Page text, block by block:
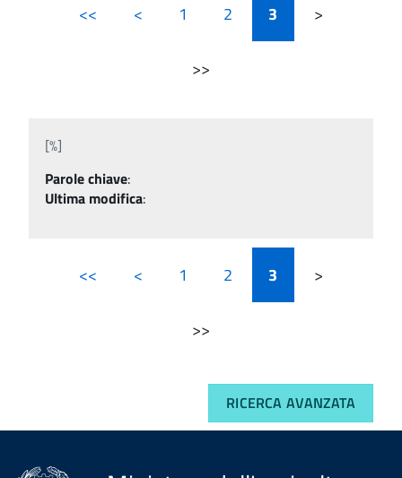
<< < 1 2 3 >
>>
[%]
Parole chiave:
Ultima modifica:
<< < 1 2 3 >
>>
RICERCA AVANZATA